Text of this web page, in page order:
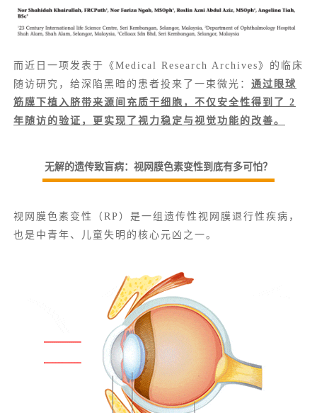
而近日一项发表于《Medical Research Archives》的临床
随访研究，给深陷黑暗的患者投来了一束微光： 通过眼球
筋膜下植入脐带来源间充质干细胞，不仅安全性得到了 2
年随访的验证，更实现了视力稳定与视觉功能的改善。
无解的遗传致盲病：视网膜色素变性到底有多可怕？
视网膜色素变性（RP）是一组遗传性视网膜退行性疾病，
也是中青年、儿童失明的核心元凶之一。